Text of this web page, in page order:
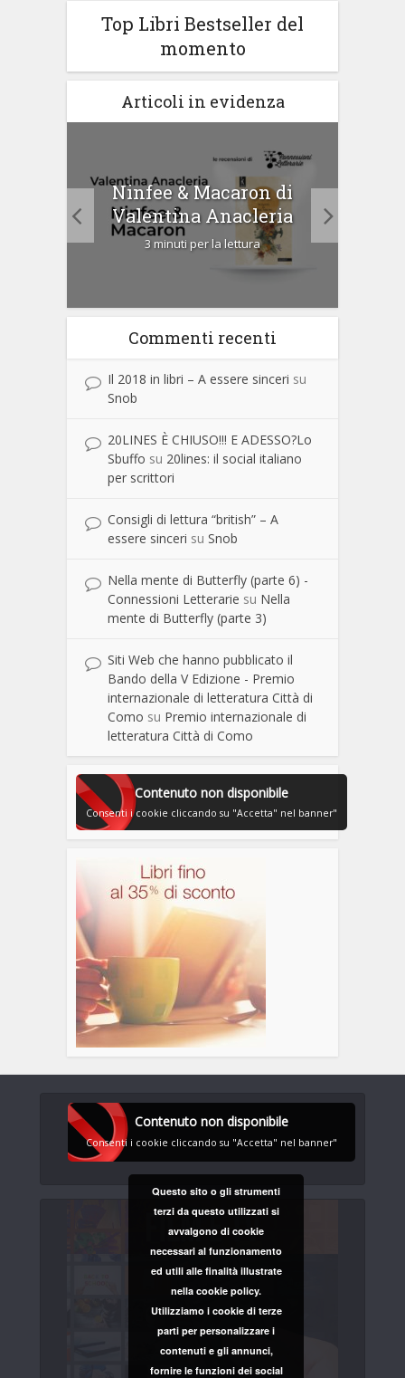
Top Libri Bestseller del
momento
Articoli in evidenza
Ninfee & Macaron di
Valentina Anacleria
3 minuti per la lettura
Commenti recenti
Il 2018 in libri – A essere sinceri su
Snob
20LINES È CHIUSO!!! E ADESSO?Lo
Sbuffo su 20lines: il social italiano
per scrittori
Consigli di lettura “british” – A
essere sinceri su Snob
Nella mente di Butterfly (parte 6) -
Connessioni Letterarie su Nella
mente di Butterfly (parte 3)
Siti Web che hanno pubblicato il
Bando della V Edizione - Premio
internazionale di letteratura Città di
Como su Premio internazionale di
letteratura Città di Como
Contenuto non disponibile
Consenti i cookie cliccando su "Accetta" nel banner"
Contenuto non disponibile
Consenti i cookie cliccando su "Accetta" nel banner"
Questo sito o gli strumenti
terzi da questo utilizzati si
avvalgono di cookie
necessari al funzionamento
ed utili alle finalità illustrate
nella cookie policy.
Utilizziamo i cookie di terze
parti per personalizzare i
contenuti e gli annunci,
fornire le funzioni dei social